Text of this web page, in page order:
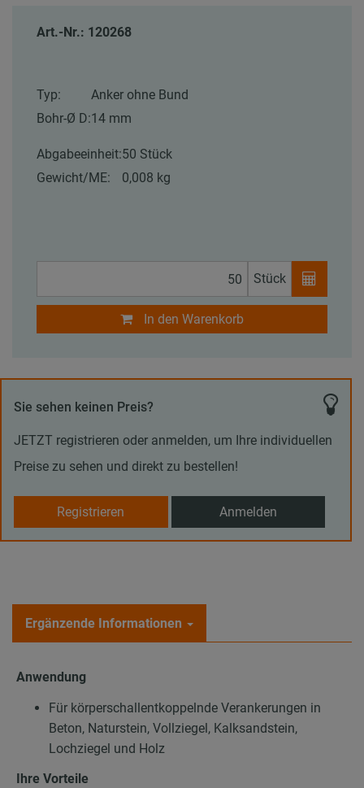
Art.-Nr.: 120268
Typ:
Anker ohne Bund
Bohr-Ø D:14 mm
Abgabeeinheit:50 Stück
Gewicht/ME:
0,008 kg
Stück
In den Warenkorb
Sie sehen keinen Preis?
JETZT registrieren oder anmelden, um Ihre individuellen
Preise zu sehen und direkt zu bestellen!
Registrieren Anmelden
Ergänzende Informationen
Anwendung
Für körperschallentkoppelnde Verankerungen in
Beton, Naturstein, Vollziegel, Kalksandstein,
Lochziegel und Holz
Ihre Vorteile